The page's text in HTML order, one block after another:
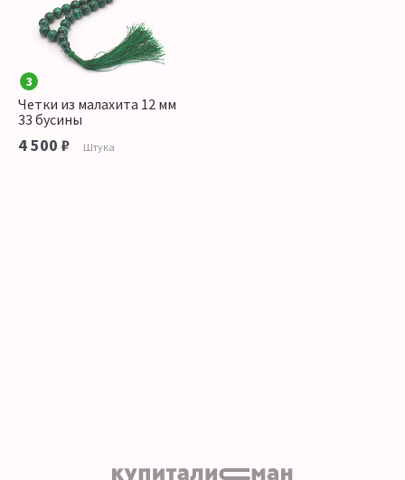
3
Четки из малахита 12 мм
33 бусины
4 500 ₽ Штука